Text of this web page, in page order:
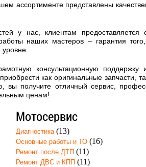
ассортименте представлены
у нас, клиентам
наших мастеров – гарантия
консультационную
как оригинальные запчасти,
вы получите отличный сервис,
ценам!
Мотосервис
Диагностика (13)
Основные работы и ТО (16)
Ремонт после ДТП (11)
Ремонт ДВС и КПП (11)